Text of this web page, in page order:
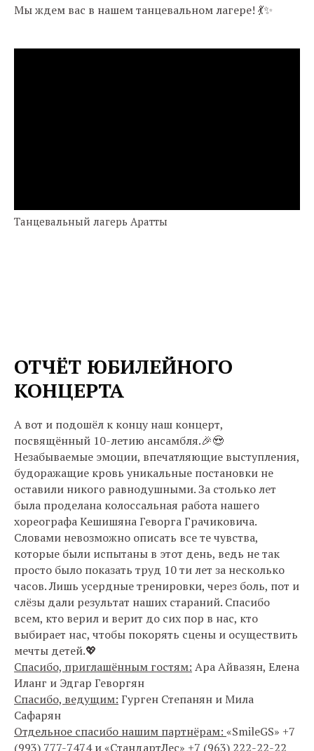
Мы ждем вас в нашем танцевальном лагере! 💃✨
Танцевальный лагерь Аратты
ОТЧЁТ ЮБИЛЕЙНОГО
КОНЦЕРТА
А вот и подошёл к концу наш концерт,
посвящённый 10-летию ансамбля.🎉😍
Незабываемые эмоции, впечатляющие выступления,
будоражащие кровь уникальные постановки не
оставили никого равнодушными. За столько лет
была проделана колоссальная работа нашего
хореографа Кешишяна Геворга Грачиковича.
Словами невозможно описать все те чувства,
которые были испытаны в этот день, ведь не так
просто было показать труд 10 ти лет за несколько
часов. Лишь усердные тренировки, через боль, пот и
слёзы дали результат наших стараний. Спасибо
всем, кто верил и верит до сих пор в нас, кто
выбирает нас, чтобы покорять сцены и осуществить
мечты детей.💖
Спасибо, приглашённым гостям: Ара Айвазян, Елена
Иланг и Эдгар Геворгян
Спасибо, ведущим: Гурген Степанян и Мила
Сафарян
Отдельное спасибо нашим партнёрам: «SmileGS» +7
(993) 777-7474 и «СтандартЛес» +7 (963) 222-22-22